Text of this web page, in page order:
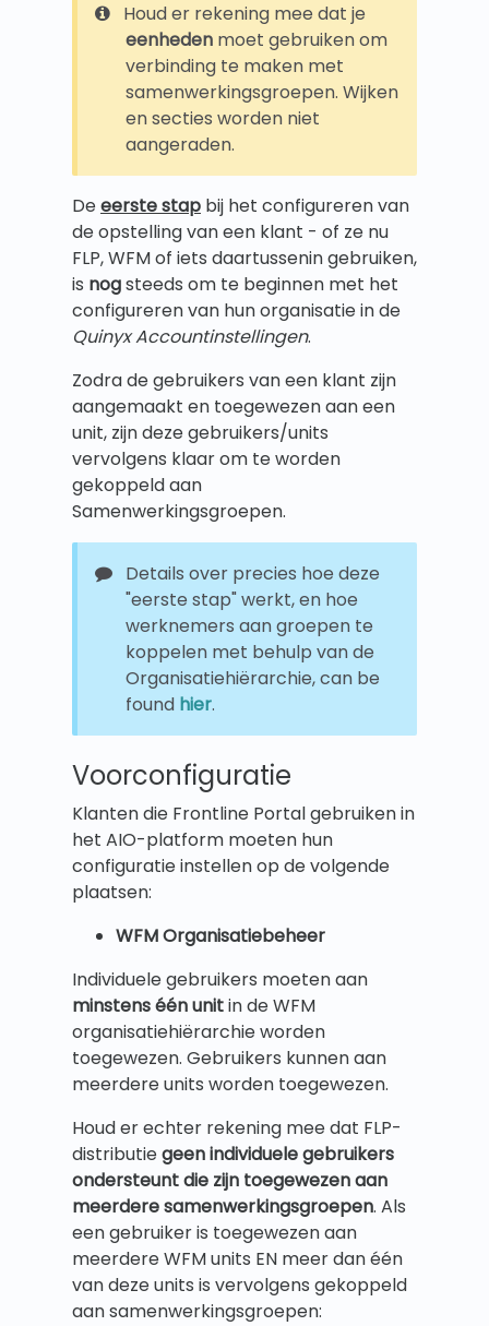
Houd er rekening mee dat je
eenheden moet gebruiken om
verbinding te maken met
samenwerkingsgroepen. Wijken
en secties worden niet
aangeraden.
Deeerste stap bij het configureren van
de opstelling van een klant - of ze nu
FLP, WFM of iets daartussenin gebruiken,
is nogsteeds om te beginnen met het
configureren van hun organisatie in de
Quinyx Accountinstellingen.
Zodra de gebruikers van een klant zijn
aangemaakt en toegewezen aan een
unit, zijn deze gebruikers/units
vervolgens klaar om te worden
gekoppeld aan
Samenwerkingsgroepen.
Details over precies hoe deze
"eerste stap" werkt, en hoe
werknemers aan groepen te
koppelen met behulp van de
Organisatiehiërarchie, can be
found hier.
Voorconfiguratie
Klanten die Frontline Portal gebruiken in
het AIO-platform moeten hun
configuratie instellen op de volgende
plaatsen:
WFM Organisatiebeheer
Individuele gebruikers moeten aan
minstens één unitin de WFM
organisatiehiërarchie worden
toegewezen. Gebruikers kunnen aan
meerdere units worden toegewezen.
Houd er echter rekening mee dat FLP-
distributiegeen individuele gebruikers
ondersteunt die zijn toegewezen aan
meerdere samenwerkingsgroepen. Als
een gebruiker is toegewezen aan
meerdere WFM units EN meer dan één
van deze units is vervolgens gekoppeld
aan samenwerkingsgroepen: